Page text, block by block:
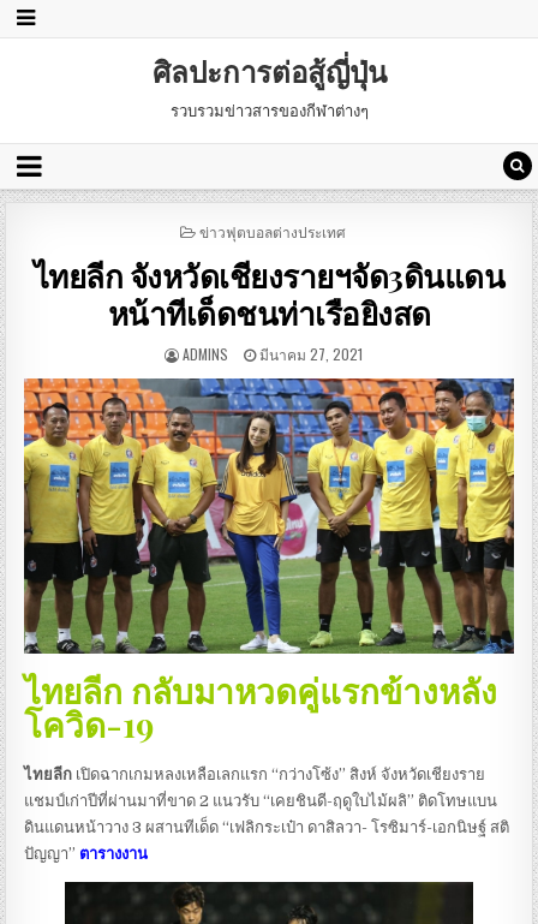
ศิลปะการต่อสู้ญี่ปุ่น
รวบรวมข่าวสารของกีฬาต่างๆ
POSTED
ข่าวฟุตบอลต่างประเทศ
ไทยลีก จังหวัดเชียงรายฯจัด3ดินแดน
หน้าทีเด็ดชนท่าเรือยิงสด
ADMINS มีนาคม 27, 2021
ไทยลีก กลับมาหวดคู่แรกข้างหลัง
โควิด-19
ไทยลีก เปิดฉากเกมหลงเหลือเลกแรก “กว่างโซ้ง” สิงห์ จังหวัดเชียงราย
แชมป์เก่าปีที่ผ่านมาที่ขาด 2 แนวรับ “เคยชินดี-ฤดูใบไม้ผลิ” ติดโทษแบน
ดินแดนหน้าวาง 3 ผสานทีเด็ด “เฟลิกระเป๋า ดาสิลวา- โรซิมาร์-เอกนิษฐ์ สติ
ปัญญา” ตารางงาน